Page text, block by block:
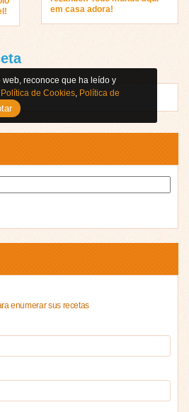
em casa adora!
enumerar sus recetas
reconoce que ha leído y
Política de Cookies, Política de